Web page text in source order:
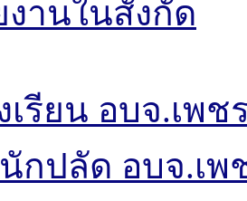
านในสังกัด
เรียน อบจ.เพ
กปลัด อบจ.เ